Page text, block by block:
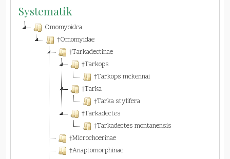
Systematik
Omomyoidea
†Omomyidae
†Tarkadectinae
†Tarkops
†Tarkops mckennai
†Tarka
†Tarka stylifera
†Tarkadectes
†Tarkadectes montanensis
†Microchoerinae
†Anaptomorphinae